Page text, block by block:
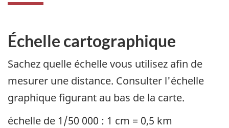
Échelle cartographique
Sachez quelle échelle vous utilisez afin de
mesurer une distance. Consulter l'échelle
graphique figurant au bas de la carte.
échelle de 1/50 000 : 1 cm = 0,5 km